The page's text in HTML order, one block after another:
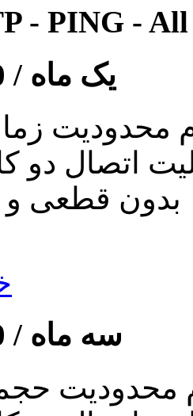
- PING -
یک ماه /
محدودیت
اتصال دو
بدون قطعی
سه ماه /
محدودیت